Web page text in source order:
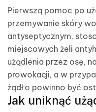
Pierwszą pomoc po
przemywanie skóry
antyseptycznym,
miejscowych żeli
użądlenia przez osę,
prowokacji, a w
żądło powinno być
Jak uniknąć